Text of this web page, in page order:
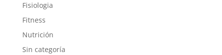
Fisiologia
Fitness
Nutrición
Sin categoría